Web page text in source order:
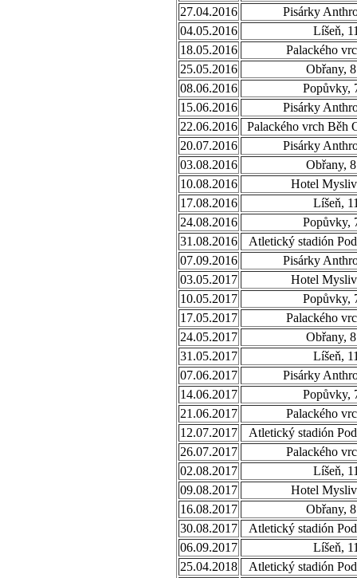
27.04.2016
Pisárky
04.05.2016
Líšeň,
18.05.2016
Palackého
25.05.2016
Obřany,
08.06.2016
Popůvky,
15.06.2016
Pisárky
22.06.2016
Palackého vrch Běh
20.07.2016
Pisárky
03.08.2016
Obřany,
10.08.2016
Hotel
17.08.2016
Líšeň,
24.08.2016
Popůvky,
31.08.2016
Atletický stadión
07.09.2016
Pisárky
03.05.2017
Hotel
10.05.2017
Popůvky,
17.05.2017
Palackého
24.05.2017
Obřany,
31.05.2017
Líšeň,
07.06.2017
Pisárky
14.06.2017
Popůvky,
21.06.2017
Palackého
12.07.2017
Atletický stadión
26.07.2017
Palackého
02.08.2017
Líšeň,
09.08.2017
Hotel
16.08.2017
Obřany,
30.08.2017
Atletický stadión
06.09.2017
Líšeň,
25.04.2018
Atletický stadión